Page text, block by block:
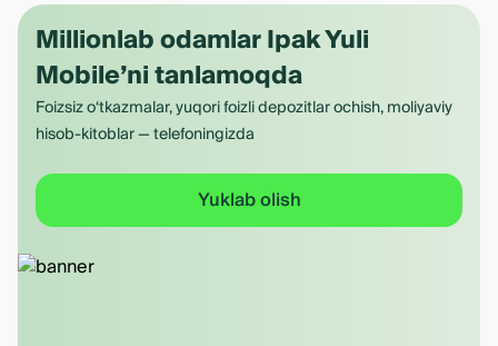
Millionlab odamlar Ipak Yuli
Mobile’ni tanlamoqda
Foizsiz o‘tkazmalar, yuqori foizli depozitlar ochish, moliyaviy
hisob-kitoblar — telefoningizda
Yuklab olish